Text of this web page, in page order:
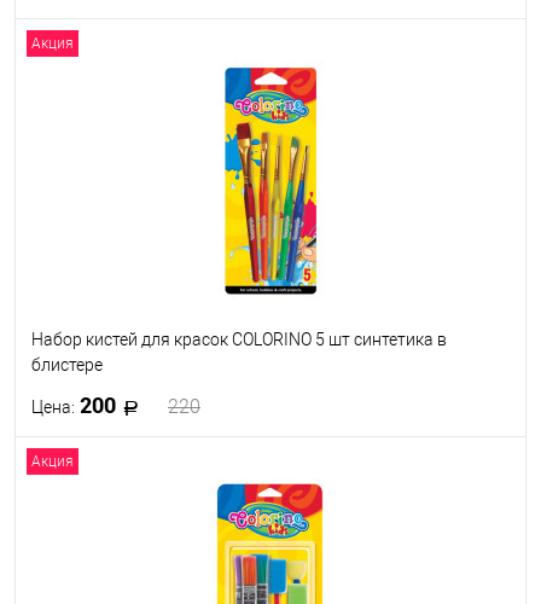
Акция
Набор кистей для красок COLORINO 5 шт синтетика в
блистере
Цена: 200 220
Акция